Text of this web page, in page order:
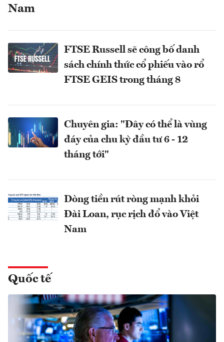
Nam
FTSE Russell sẽ công bố danh
sách chính thức cổ phiếu vào rổ
FTSE GEIS trong tháng 8
Chuyên gia: "Đây có thể là vùng
đáy của chu kỳ đầu tư 6 - 12
tháng tới"
Dòng tiền rút ròng mạnh khỏi
Đài Loan, rục rịch đổ vào Việt
Nam
Quốc tế